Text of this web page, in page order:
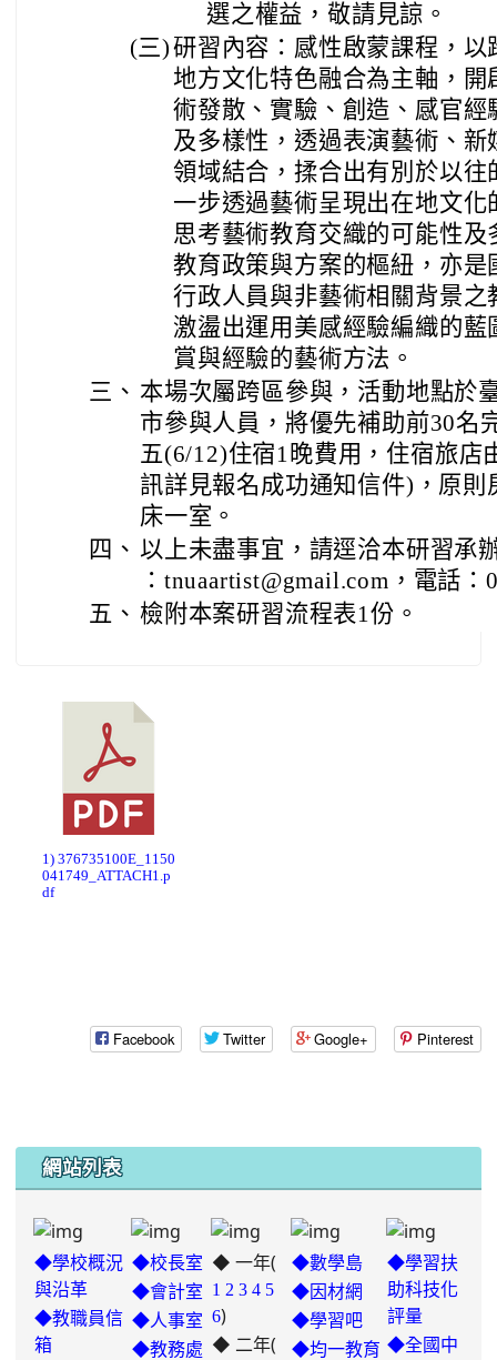
選之權益，敬請見諒。
(三)研習內容：感性啟蒙課程，
地方文化特色融合為主軸，
術發散、實驗、創造、感官
及多樣性，透過表演藝術、
領域結合，揉合出有別於以
一步透過藝術呈現出在地文
思考藝術教育交織的可能性
教育政策與方案的樞紐，亦
行政人員與非藝術相關背景
激盪出運用美感經驗編織的
賞與經驗的藝術方法。
三、 本場次屬跨區參與，活動地點於
市參與人員，將優先補助前30名
五(6/12)住宿1晚費用，住宿旅店
訊詳見報名成功通知信件)，原
床一室。
四、 以上未盡事宜，請逕洽本研習承
：tnuaartist@gmail.com，電話
五、 檢附本案研習流程表1份。
1) 376735100E_1150
041749_ATTACH1.p
df
Facebook Twitter Google+ Pinterest
網站列表
◆學校概況
與沿革
◆教職員信
箱
◆校長室
◆會計室
◆人事室
◆教務處
◆ 一年(
1 2 3 4 5
6)
◆ 二年(
◆數學島
◆因材網
◆學習吧
◆均一教育
◆學習扶
助科技化
評量
◆全國中